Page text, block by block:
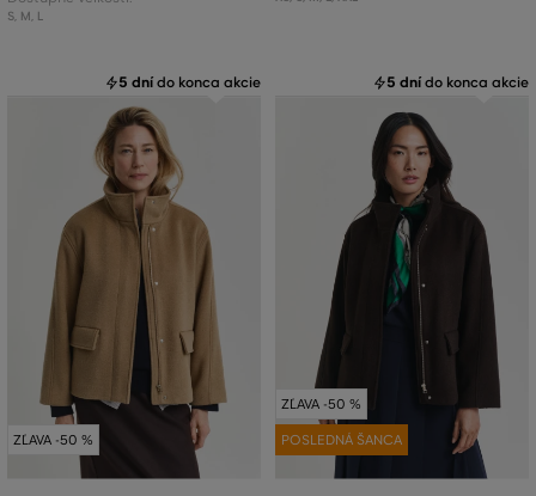
S, M, L
5 dní do konca akcie
ZĽAVA -50 %
5 dní do konca akcie
ZĽAVA -50 %
POSLEDNÁ ŠANCA